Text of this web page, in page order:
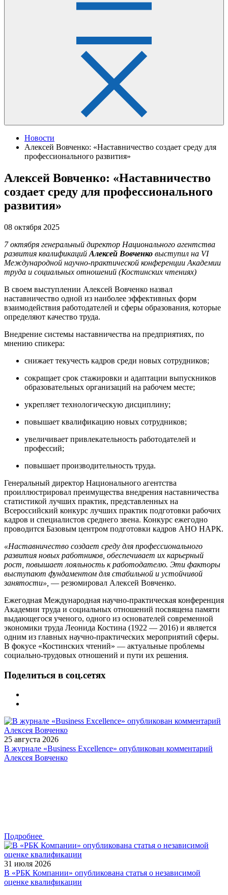
Новости
Алексей Вовченко: «Наставничество создает среду для
профессионального развития»
Алексей Вовченко: «Наставничество
создает среду для профессионального
развития»
08 октября 2025
7 октября генеральный директор Национального агентства
развития квалификаций Алексей Вовченко выступил на VI
Международной научно-практической конференции Академии
труда и социальных отношений (Костинских чтениях)
В своем выступлении Алексей Вовченко назвал
наставничество одной из наиболее эффективных форм
взаимодействия работодателей и сферы образования, которые
определяют качество труда.
Внедрение системы наставничества на предприятиях, по
мнению спикера:
снижает текучесть кадров среди новых сотрудников;
сокращает срок стажировки и адаптации выпускников
образовательных организаций на рабочем месте;
укрепляет технологическую дисциплину;
повышает квалификацию новых сотрудников;
увеличивает привлекательность работодателей и
профессий;
повышает производительность труда.
Генеральный директор Национального агентства
проиллюстрировал преимущества внедрения наставничества
статистикой лучших практик, представленных на
Всероссийский конкурс лучших практик подготовки рабочих
кадров и специалистов среднего звена. Конкурс ежегодно
проводится Базовым центром подготовки кадров АНО НАРК.
«Наставничество создает среду для профессионального
развития новых работников, обеспечивает их карьерный
рост, повышает лояльность к работодателю. Эти факторы
выступают фундаментом для стабильной и устойчивой
занятости», — резюмировал Алексей Вовченко.
Ежегодная Международная научно-практическая конференция
Академии труда и социальных отношений посвящена памяти
выдающегося ученого, одного из основателей современной
экономики труда Леонида Костина (1922 — 2016) и является
одним из главных научно-практических мероприятий сферы.
В фокусе «Костинских чтений» — актуальные проблемы
социально-трудовых отношений и пути их решения.
Поделиться в соц.сетях
25 августа 2026
В журнале «Business Excellence» опубликован комментарий
Алексея Вовченко
Подробнее
31 июля 2026
В «РБК Компании» опубликована статья о независимой
оценке квалификации